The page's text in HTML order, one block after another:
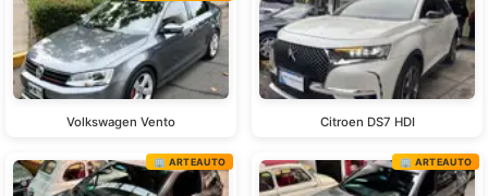
Volkswagen Vento Citroen DS7 HDI
🏢 ARTEAUTO 🏢 ARTEAUTO